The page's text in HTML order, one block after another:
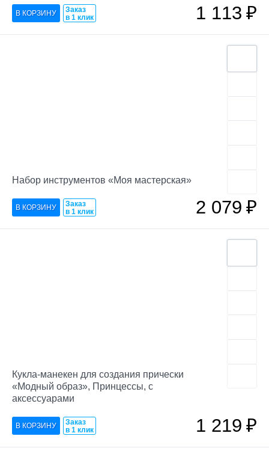
Заказ
в 1 клик
1 113₽
Набор инструментов «Моя мастерская»
Заказ
в 1 клик
2 079₽
Кукла-манекен для создания прически
«Модный образ», Принцессы, с
аксессуарами
Заказ
в 1 клик
1 219₽